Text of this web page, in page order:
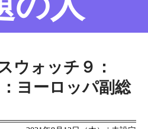
ウォッチ９：
ヨーロッパ副総